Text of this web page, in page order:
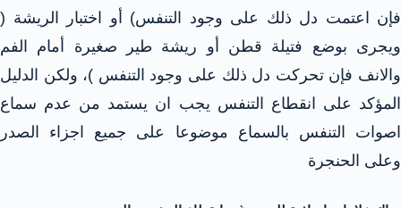
فإن اعتمت دل ذلك على وجود التنفس) أو اختبار الريشة (
ويجرى بوضع فتيلة قطن أو ريشة طير صغيرة أمام الفم
والانف فإن تحركت دل ذلك على وجود التنفس )، ولكن الدليل
المؤكد على انقطاع التنفس يجب ان يستمد من عدم سماع
اصوات التنفس بالسماع موضوعا على جميع اجزاء الصدر
وعلى الحنجرة